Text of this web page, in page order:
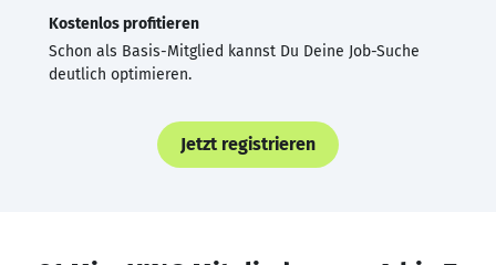
Kostenlos profitieren
Schon als Basis-Mitglied kannst Du Deine Job-Suche
deutlich optimieren.
Jetzt registrieren